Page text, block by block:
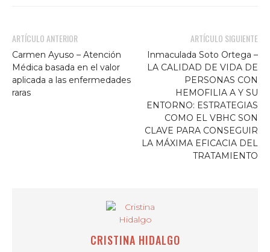
ARTÍCULO ANTERIOR
Carmen Ayuso – Atención
Médica basada en el valor
aplicada a las enfermedades
raras
ARTÍCULO SIGUIENTE
Inmaculada Soto Ortega –
LA CALIDAD DE VIDA DE
PERSONAS CON
HEMOFILIA A Y SU
ENTORNO: ESTRATEGIAS
COMO EL VBHC SON
CLAVE PARA CONSEGUIR
LA MÁXIMA EFICACIA DEL
TRATAMIENTO
CRISTINA HIDALGO